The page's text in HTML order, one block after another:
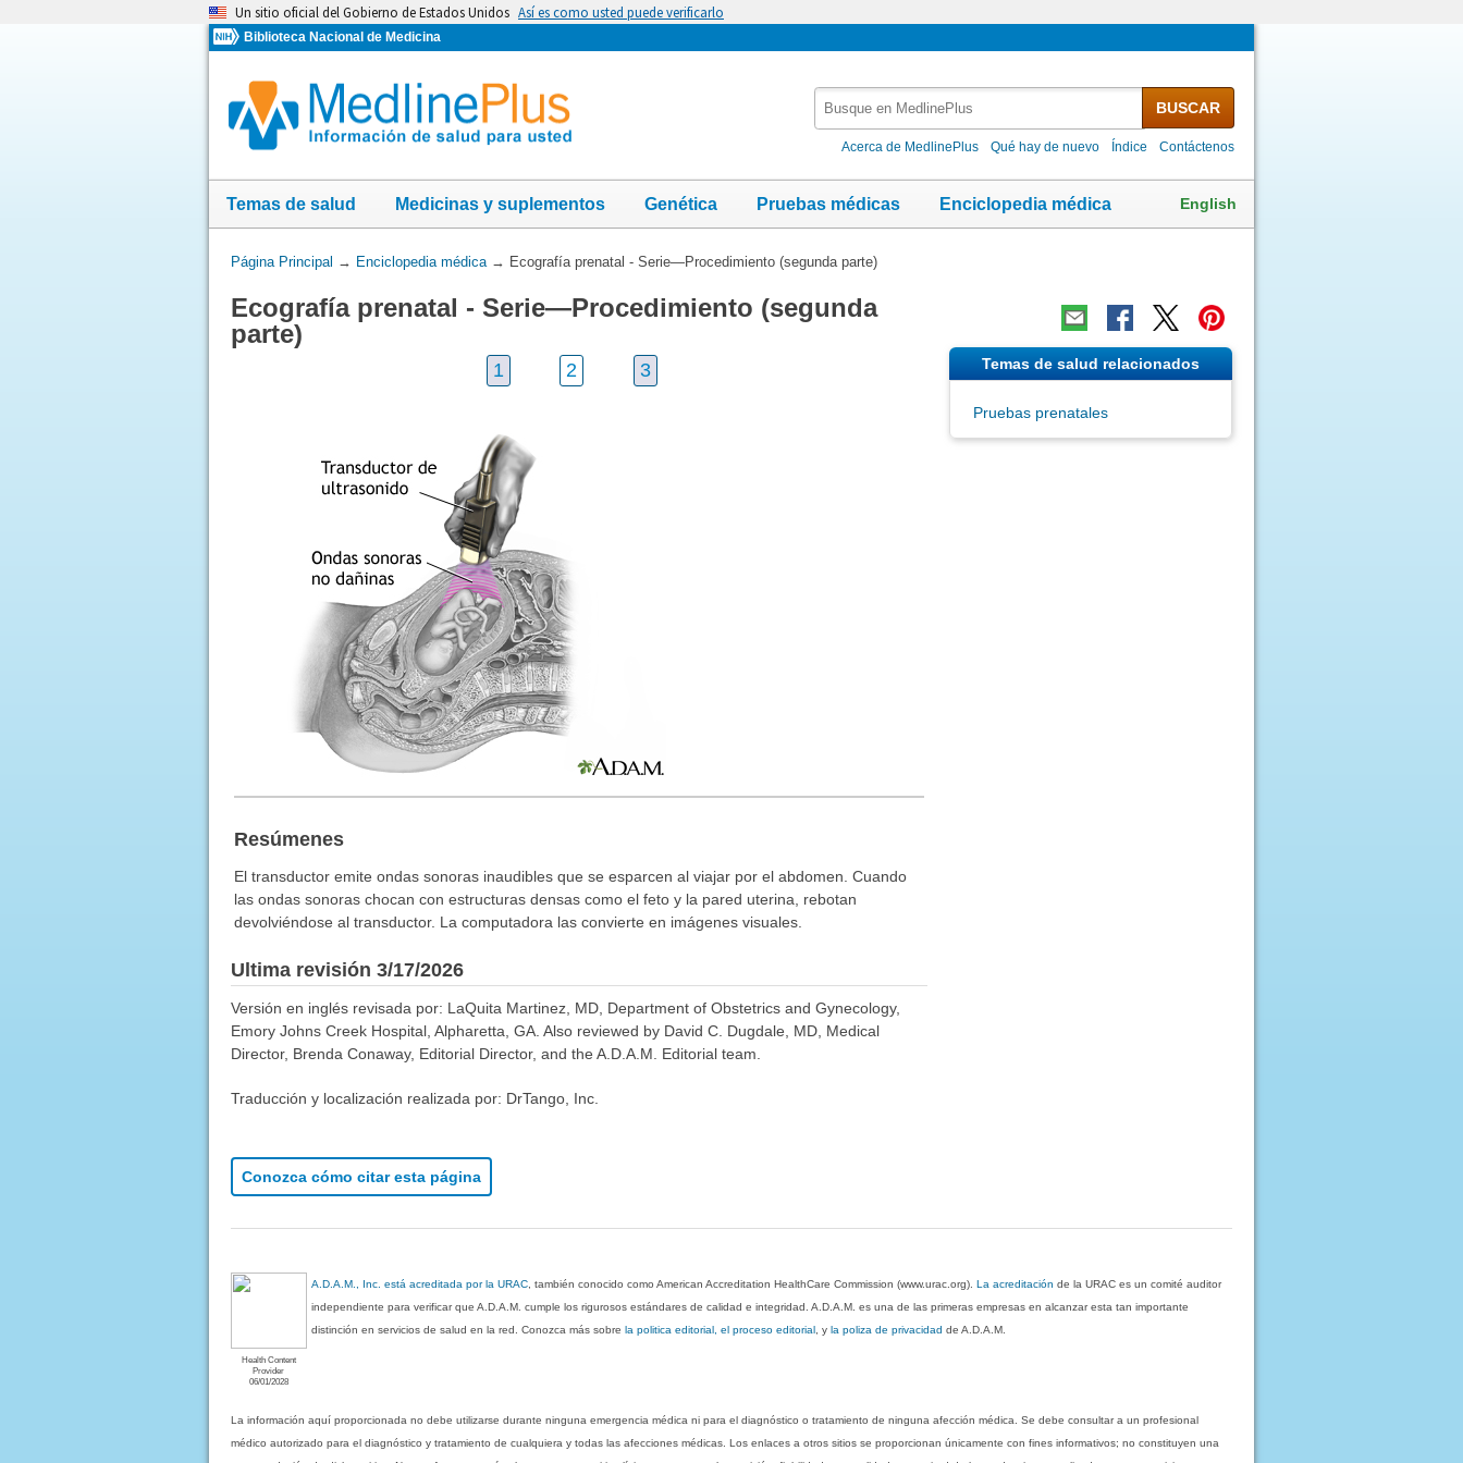
Un sitio oficial del Gobierno de Estados Unidos Así es como usted puede verificarlo
Biblioteca Nacional de Medicina
MedlinePlus
BUSCAR
Acerca de MedlinePlus Qué hay de nuevo Índice Contáctenos
Temas de salud Medicinas y suplementos Genética Pruebas médicas Enciclopedia médica English
Usted
aquí:
Página Principal → Enciclopedia médica→ Ecografía prenatal - Serie—Procedimiento (segunda parte)
Ecografía prenatal - Serie—Procedimiento (segunda
parte)
1 2 3
Resúmenes
El transductor emite ondas sonoras inaudibles que se esparcen al viajar por el abdomen. Cuando
las ondas sonoras chocan con estructuras densas como el feto y la pared uterina, rebotan
devolviéndose al transductor. La computadora las convierte en imágenes visuales.
Ultima revisión 3/17/2026
Versión en inglés revisada por: LaQuita Martinez, MD, Department of Obstetrics and Gynecology,
Emory Johns Creek Hospital, Alpharetta, GA. Also reviewed by David C. Dugdale, MD, Medical
Director, Brenda Conaway, Editorial Director, and the A.D.A.M. Editorial team.
Traducción y localización realizada por: DrTango, Inc.
Conozca cómo citar esta página
Temas de salud relacionados
Pruebas prenatales
Health Content
Provider
06/01/2028
A.D.A.M., Inc. está acreditada por la URAC , también conocido como American Accreditation HealthCare Commission (www.urac.org).La acreditación de la URAC es un comité auditor
independiente para verificar que A.D.A.M. cumple los rigurosos estándares de calidad e integridad. A.D.A.M. es una de las primeras empresas en alcanzar esta tan importante
distinción en servicios de salud en la red. Conozca más sobrela politica editorial, el proceso editorial , yla poliza de privacidad de A.D.A.M.
La información aquí proporcionada no debe utilizarse durante ninguna emergencia médica ni para el diagnóstico o tratamiento de ninguna afección médica. Se debe consultar a un profesional
médico autorizado para el diagnóstico y tratamiento de cualquiera y todas las afecciones médicas. Los enlaces a otros sitios se proporcionan únicamente con fines informativos; no constituyen una